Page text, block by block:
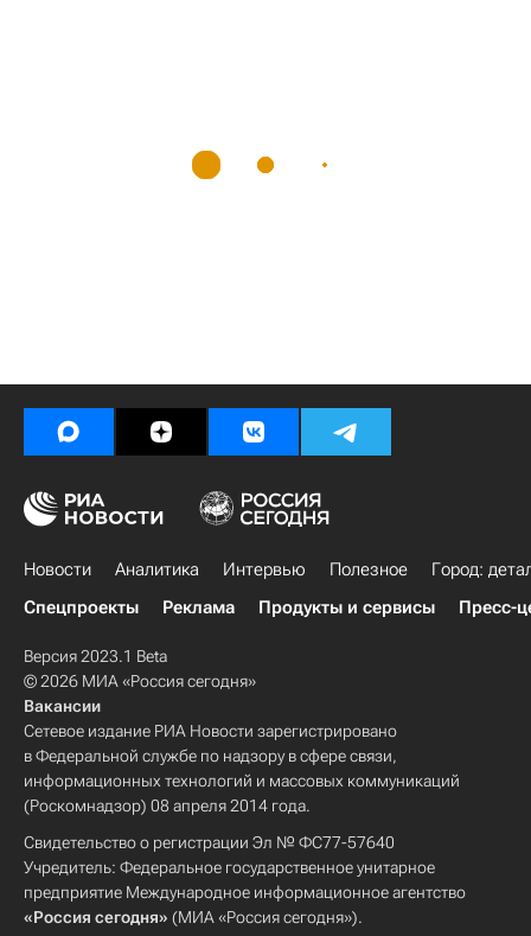
Новости Аналитика Интервью Полезное
Город:
Спецпроекты
Реклама Продукты и сервисы Пресс-
Версия 2023.1 Beta
© 2026 МИА «Россия сегодня»
Вакансии
Сетевое издание РИА Новости зарегистрировано
в Федеральной службе по надзору в сфере связи,
информационных технологий и массовых коммуникаций
(Роскомнадзор) 08 апреля 2014 года.
Свидетельство о регистрации Эл № ФС77-57640
Учредитель: Федеральное государственное унитарное
предприятие Международное информационное агентство
«Россия сегодня» (МИА «Россия сегодня»).